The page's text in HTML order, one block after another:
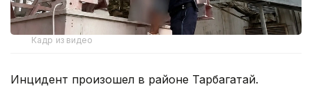
Кадр из видео
Инцидент произошел в районе Тарбагатай.